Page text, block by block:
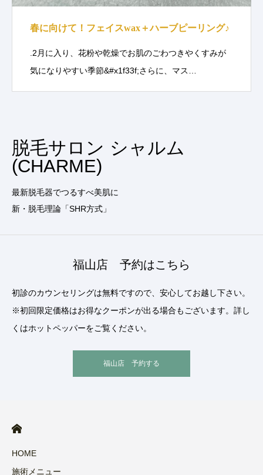
春に向けて！フェイスwax＋ハーブピーリング♪
.2月に入り、花粉や乾燥でお肌のごわつきやくすみが
気になりやすい季節&#x1f33f;さらに、マス…
脱毛サロン シャルム
(CHARME)
最新脱毛器でつるすべ美肌に
新・脱毛理論「SHR方式」
福山店 予約はこちら
初診のカウンセリングは無料ですので、安心してお越し下さい。
※初回限定価格はお得なクーポンが出る場合もございます。詳し
くはホットペッパーをご覧ください。
福山店 予約する
HOME
施術メニュー